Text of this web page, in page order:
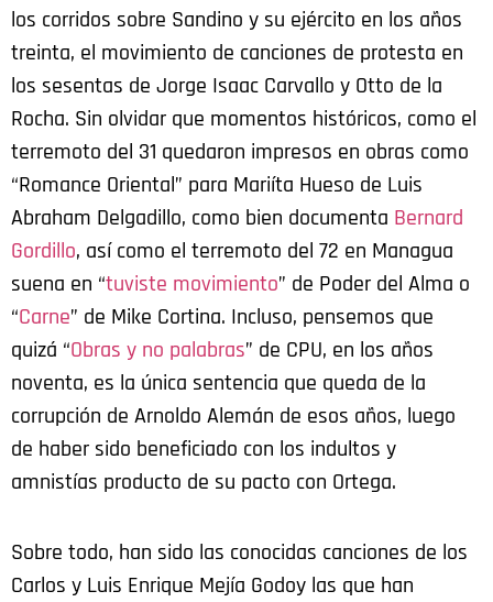
los corridos sobre Sandino y su ejército en los años
treinta, el movimiento de canciones de protesta en
los sesentas de Jorge Isaac Carvallo y Otto de la
Rocha. Sin olvidar que momentos históricos, como el
terremoto del 31 quedaron impresos en obras como
“Romance Oriental” para Mariíta Hueso de Luis
Abraham Delgadillo, como bien documenta Bernard
Gordillo, así como el terremoto del 72 en Managua
suena en “tuviste movimiento” de Poder del Alma o
“Carne” de Mike Cortina. Incluso, pensemos que
quizá “Obras y no palabras” de CPU, en los años
noventa, es la única sentencia que queda de la
corrupción de Arnoldo Alemán de esos años, luego
de haber sido beneficiado con los indultos y
amnistías producto de su pacto con Ortega.
Sobre todo, han sido las conocidas canciones de los
Carlos y Luis Enrique Mejía Godoy las que han